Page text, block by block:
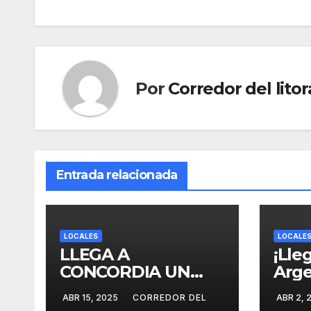
entradas
Por Corredor del
Entrada relacionada
LOCALES
LLEGA A
CONCORDIA UN
PROYECTO
INNOVADOR SOBRE
ABR 15, 2025 CORREDOR DEL
LOCALES
ABR 2,